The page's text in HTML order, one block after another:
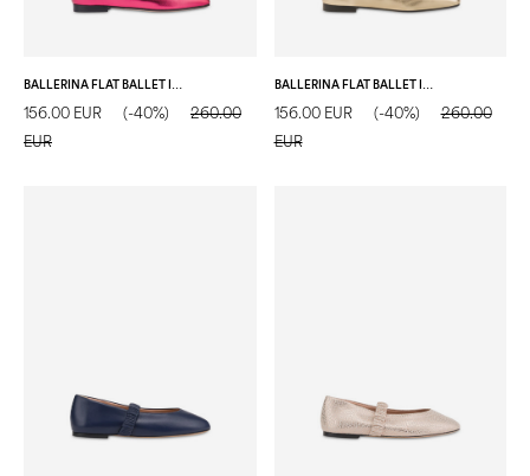
156.00 EUR (-40%)
260.00
EUR
156.00 EUR (-40%)
260.00
EUR